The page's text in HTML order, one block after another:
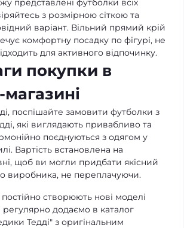
з розмірною сіткою та
варіант. Вільний прямий крій
комфортну посадку по фігурі, не
для активного відпочинку.
покупки в
магазині
поспішайте замовити футболки з
які виглядають привабливо та
поєднуються з одягом у
Вартість встановлена на
щоб ви могли придбати якісний
виробника, не переплачуючи.
створюють нові моделі
додаємо в каталог
Тедді" з оригінальним